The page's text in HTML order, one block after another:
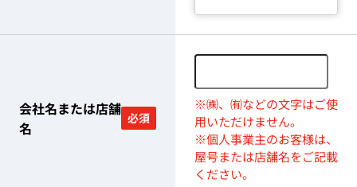
会社名または店舗
名
必須
※㈱、㈲などの文字はご使
用いただけません。
※個人事業主のお客様は、
屋号または店舗名をご記載
ください。